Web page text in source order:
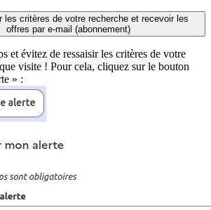
les critères de votre recherche et recevoir les
offres par e-mail (abonnement)
et évitez de ressaisir les critères de votre
visite ! Pour cela, cliquez sur le bouton
» :